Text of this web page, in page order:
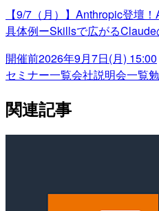
【9/7（月）】Anthropic登壇
具体例ーSkillsで広がる
開催前2026年9月7日(月) 15:00
セミナー一覧会社説明会一覧
関連記事